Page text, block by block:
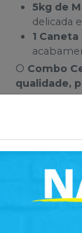
5kg de
delicada
1
O Combo
qualidade,